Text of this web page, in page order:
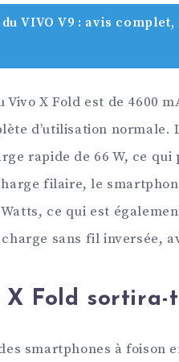
du VIVO V9 : avis
Vivo X Fold est de 4600
d’utilisation normale.
rapide de 66 W, ce
filaire, le
ce qui est
sans fil inversée,
X Fold sortira-
smartphones à foison